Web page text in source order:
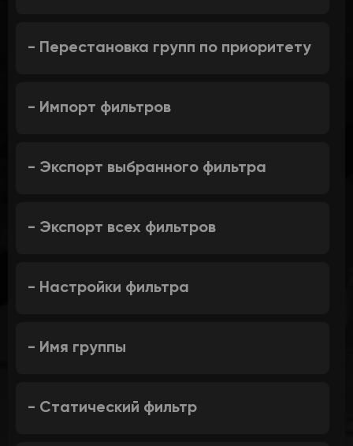
- Перестановка групп по приоритету
- Импорт фильтров
- Экспорт выбранного фильтра
- Экспорт всех фильтров
- Настройки фильтра
- Имя группы
- Статический фильтр